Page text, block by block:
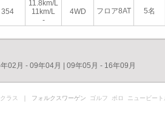
354
11.8km/L
11km/L
-
4WD フロア8AT 5名
02月 - 09年04月 09年05月 - 16年09月
ラス ｜ フォルクスワーゲン ゴルフ ポロ ニュービート